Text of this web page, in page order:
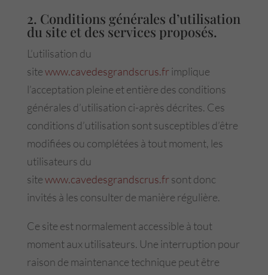
2. Conditions générales d’utilisation
du site et des services proposés.
L’utilisation du
sitewww.cavedesgrandscrus.frimplique
l’acceptation pleine et entière des conditions
générales d’utilisation ci-après décrites. Ces
conditions d’utilisation sont susceptibles d’être
modifiées ou complétées à tout moment, les
utilisateurs du
sitewww.cavedesgrandscrus.frsont donc
invités à les consulter de manière régulière.
Ce site est normalement accessible à tout
moment aux utilisateurs. Une interruption pour
raison de maintenance technique peut être